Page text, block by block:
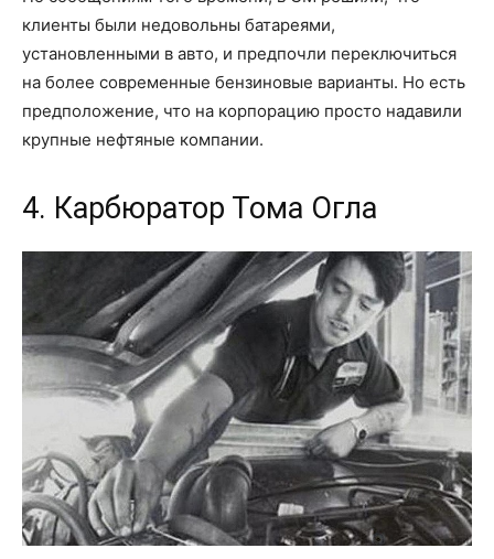
клиенты были недовольны батареями,
установленными в авто, и предпочли переключиться
на более современные бензиновые варианты. Но есть
предположение, что на корпорацию просто надавили
крупные нефтяные компании.
4. Карбюратор Тома Огла